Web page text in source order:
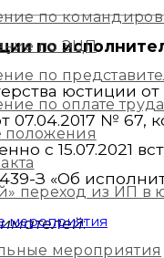
по
по ЭЦП
по
по оплате
положения
переход из ИП в
мероприятия
мероприятия
по
юстиции
07.04.2017 № 67,
с 15.07.2021
З «Об
: